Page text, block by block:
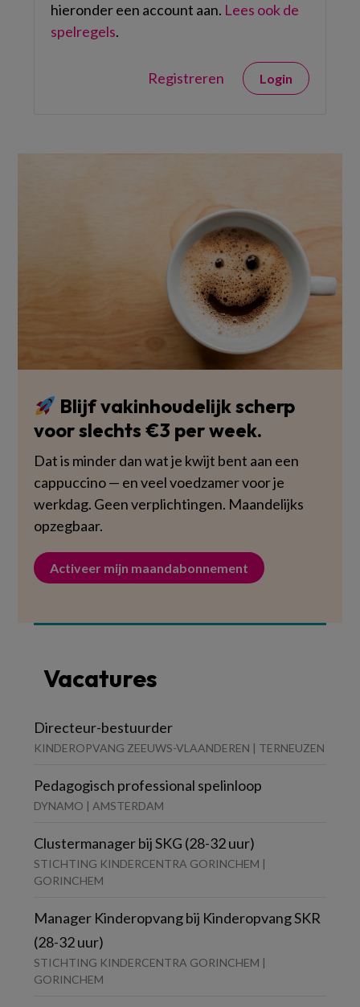
hieronder een account aan. Lees ook de
spelregels.
Registreren Login
Blijf vakinhoudelijk scherp
voor slechts €3 per week.
Dat is minder dan wat je kwijt bent aan een
cappuccino — en veel voedzamer voor je
werkdag. Geen verplichtingen. Maandelijks
opzegbaar.
Activeer mijn maandabonnement
Vacatures
Directeur-bestuurder
KINDEROPVANG ZEEUWS-VLAANDEREN | TERNEUZEN
Pedagogisch professional spelinloop
DYNAMO | AMSTERDAM
Clustermanager bij SKG (28-32 uur)
STICHTING KINDERCENTRA GORINCHEM |
GORINCHEM
Manager Kinderopvang bij Kinderopvang SKR
(28-32 uur)
STICHTING KINDERCENTRA GORINCHEM |
GORINCHEM